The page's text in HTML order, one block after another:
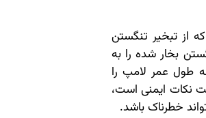
از تبخیر تنگستن
بخار شده را به
طول عمر لامپ را
نکات ایمنی است،
خطرناک باشد.